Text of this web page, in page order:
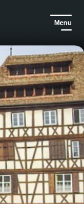
Menu
Selbstgeführte und interaktive Tour durch Straßburg